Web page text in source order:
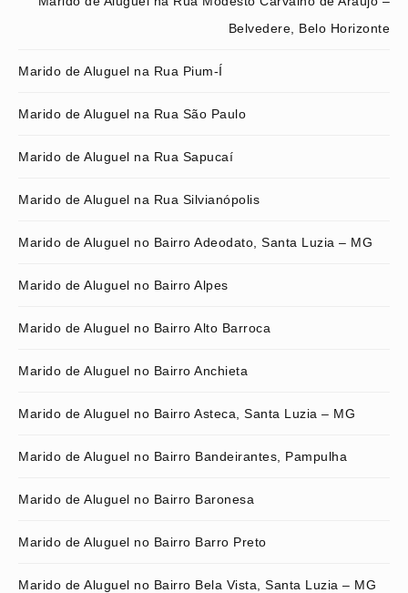
Belvedere, Belo Horizonte
Marido de Aluguel na Rua Pium-Í
Marido de Aluguel na Rua São Paulo
Marido de Aluguel na Rua Sapucaí
Marido de Aluguel na Rua Silvianópolis
Marido de Aluguel no Bairro Adeodato, Santa Luzia – MG
Marido de Aluguel no Bairro Alpes
Marido de Aluguel no Bairro Alto Barroca
Marido de Aluguel no Bairro Anchieta
Marido de Aluguel no Bairro Asteca, Santa Luzia – MG
Marido de Aluguel no Bairro Bandeirantes, Pampulha
Marido de Aluguel no Bairro Baronesa
Marido de Aluguel no Bairro Barro Preto
Marido de Aluguel no Bairro Bela Vista, Santa Luzia – MG